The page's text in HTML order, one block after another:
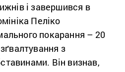
і завершився в
Пеліко
покарання – 20
з
Він визнав,